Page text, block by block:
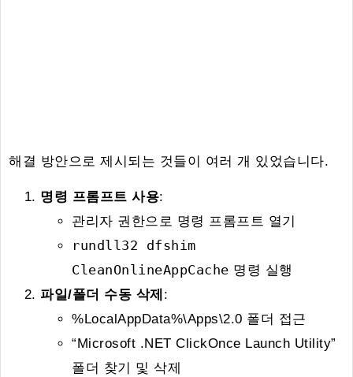
해결 방안으로 제시되는 것들이 여러 개 있었습니다.
명령 프롬프트 사용:
관리자 권한으로 명령 프롬프트 열기
rundll32 dfshim
CleanOnlineAppCache 명령 실행
파일/폴더 수동 삭제 :
%LocalAppData%\Apps\2.0 폴더 접근
“Microsoft .NET ClickOnce Launch Utility”
폴더 찾기 및 삭제